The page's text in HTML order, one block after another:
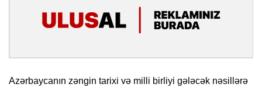
Azərbaycanın zəngin tarixi və milli birliyi gələcək nəsillərə